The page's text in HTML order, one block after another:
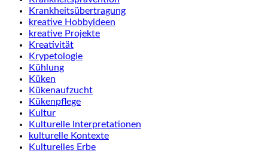
Krankheitsübertragung
kreative Hobbyideen
kreative Projekte
Kreativität
Krypetologie
Kühlung
Küken
Kükenaufzucht
Kükenpflege
Kultur
Kulturelle Interpretationen
kulturelle Kontexte
Kulturelles Erbe